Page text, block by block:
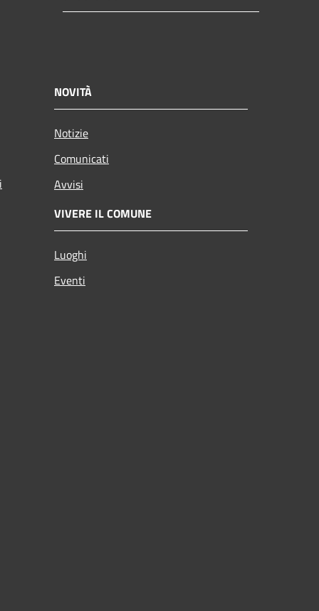
NOVITÀ
Notizie
Comunicati
Avvisi
VIVERE IL COMUNE
Luoghi
Eventi